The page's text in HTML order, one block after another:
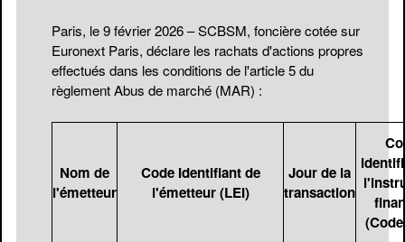
Paris, le 9 février 2026 – SCBSM, foncière cotée sur
Euronext Paris, déclare les rachats d'actions propres
effectués dans les conditions de l'article 5 du
règlement Abus de marché (MAR) :
Nom de
l'émetteur
Code Identifiant de
l'émetteur (LEI)
Jour de la
transaction